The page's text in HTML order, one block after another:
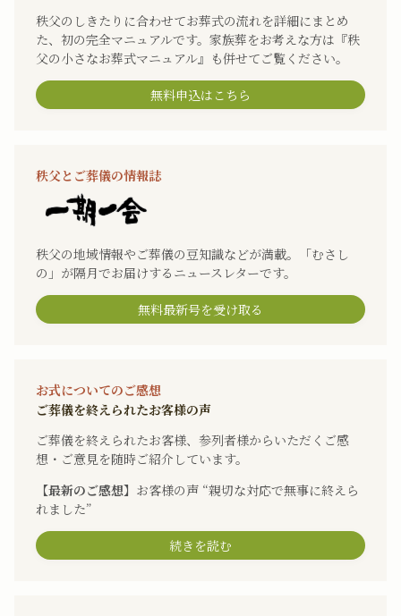
秩父のしきたりに合わせてお葬式の流れを詳細にまとめ
た、初の完全マニュアルです。家族葬をお考えな方は『秩
父の小さなお葬式マニュアル』も併せてご覧ください。
無料申込はこちら
秩父とご葬儀の情報誌
秩父の地域情報やご葬儀の豆知識などが満載。「むさし
の」が隔月でお届けするニュースレターです。
無料最新号を受け取る
お式についてのご感想
ご葬儀を終えられたお客様の声
ご葬儀を終えられたお客様、参列者様からいただくご感
想・ご意見を随時ご紹介しています。
【最新のご感想】 お客様の声 “親切な対応で無事に終えら
れました”
続きを読む